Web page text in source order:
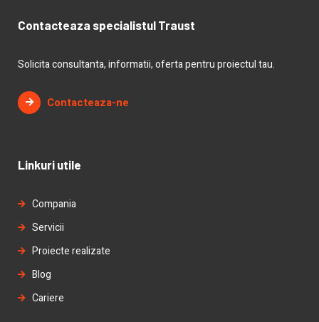
Contacteaza specialistul Traust
Solicita consultanta, informatii, oferta pentru proiectul tau.
Contacteaza-ne
Linkuri utile
Compania
Servicii
Proiecte realizate
Blog
Cariere